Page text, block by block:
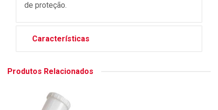
de proteção.
Características
Produtos Relacionados